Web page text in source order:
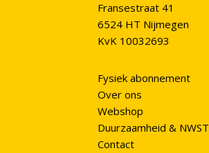
Fransestraat 41
6524 HT Nijmegen
KvK 10032693
Fysiek abonnement
Over ons
Webshop
Duurzaamheid & NWST
Contact